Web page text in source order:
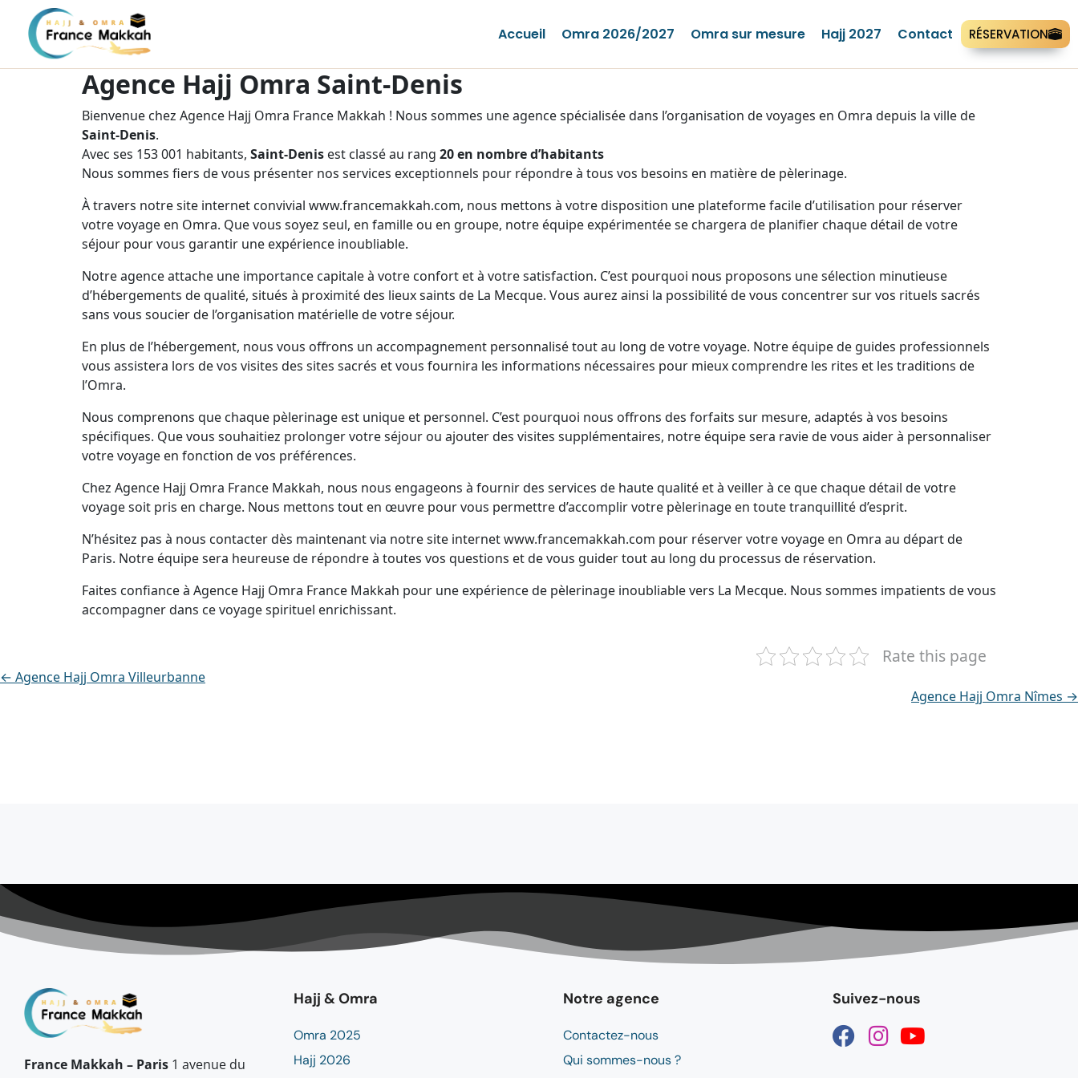
Accueil Omra 2026/2027 Omra sur mesure Hajj 2027 Contact RÉSERVATION
Agence Hajj Omra Saint-Denis
Bienvenue chez Agence Hajj Omra France Makkah ! Nous sommes une agence spécialisée dans l’organisation de voyages en Omra depuis la ville de
Saint-Denis.
Avec ses 153 001 habitants, Saint-Denis est classé au rang 20 en nombre d’habitants
Nous sommes fiers de vous présenter nos services exceptionnels pour répondre à tous vos besoins en matière de pèlerinage.
À travers notre site internet convivial www.francemakkah.com, nous mettons à votre disposition une plateforme facile d’utilisation pour réserver
votre voyage en Omra. Que vous soyez seul, en famille ou en groupe, notre équipe expérimentée se chargera de planifier chaque détail de votre
séjour pour vous garantir une expérience inoubliable.
Notre agence attache une importance capitale à votre confort et à votre satisfaction. C’est pourquoi nous proposons une sélection minutieuse
d’hébergements de qualité, situés à proximité des lieux saints de La Mecque. Vous aurez ainsi la possibilité de vous concentrer sur vos rituels sacrés
sans vous soucier de l’organisation matérielle de votre séjour.
En plus de l’hébergement, nous vous offrons un accompagnement personnalisé tout au long de votre voyage. Notre équipe de guides professionnels
vous assistera lors de vos visites des sites sacrés et vous fournira les informations nécessaires pour mieux comprendre les rites et les traditions de
l’Omra.
Nous comprenons que chaque pèlerinage est unique et personnel. C’est pourquoi nous offrons des forfaits sur mesure, adaptés à vos besoins
spécifiques. Que vous souhaitiez prolonger votre séjour ou ajouter des visites supplémentaires, notre équipe sera ravie de vous aider à personnaliser
votre voyage en fonction de vos préférences.
Chez Agence Hajj Omra France Makkah, nous nous engageons à fournir des services de haute qualité et à veiller à ce que chaque détail de votre
voyage soit pris en charge. Nous mettons tout en œuvre pour vous permettre d’accomplir votre pèlerinage en toute tranquillité d’esprit.
N’hésitez pas à nous contacter dès maintenant via notre site internet www.francemakkah.com pour réserver votre voyage en Omra au départ de
Paris. Notre équipe sera heureuse de répondre à toutes vos questions et de vous guider tout au long du processus de réservation.
Faites confiance à Agence Hajj Omra France Makkah pour une expérience de pèlerinage inoubliable vers La Mecque. Nous sommes impatients de vous
accompagner dans ce voyage spirituel enrichissant.
Rate this page
← Agence Hajj Omra Villeurbanne
Agence Hajj Omra Nîmes →
France Makkah – Paris 1 avenue du
Hajj & Omra
Omra 2025
Hajj 2026
Notre agence
Contactez-nous
Qui sommes-nous ?
Suivez-nous